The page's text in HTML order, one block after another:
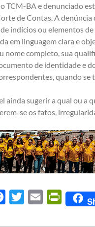
TCM-BA e denunciado
de Contas. A denúncia
indícios ou elementos
em linguagem clara e
nome completo, sua
de identidade e
quando se
ainda sugerir a qual ou a
se os fatos,
Facebook
Twitter Email